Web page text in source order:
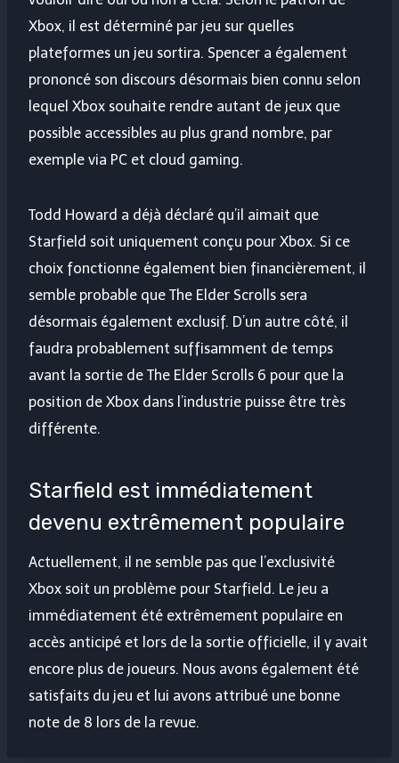
Xbox, il est déterminé par jeu sur quelles
plateformes un jeu sortira. Spencer a également
prononcé son discours désormais bien connu selon
lequel Xbox souhaite rendre autant de jeux que
possible accessibles au plus grand nombre, par
exemple via PC et cloud gaming.
Todd Howard a déjà déclaré qu’il aimait que
Starfield soit uniquement conçu pour Xbox. Si ce
choix fonctionne également bien financièrement, il
semble probable que The Elder Scrolls sera
désormais également exclusif. D’un autre côté, il
faudra probablement suffisamment de temps
avant la sortie de The Elder Scrolls 6 pour que la
position de Xbox dans l’industrie puisse être très
différente.
Starfield est immédiatement
devenu extrêmement populaire
Actuellement, il ne semble pas que l’exclusivité
Xbox soit un problème pour Starfield. Le jeu a
immédiatement été extrêmement populaire en
accès anticipé et lors de la sortie officielle, il y avait
encore plus de joueurs. Nous avons également été
satisfaits du jeu et lui avons attribué une bonne
note de 8 lors de la revue.